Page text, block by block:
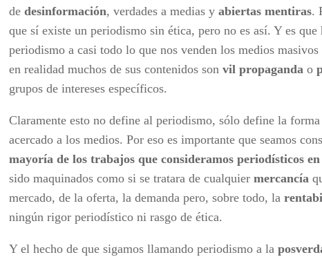
de desinformación, verdades a medias y abiertas mentiras.
que sí existe un periodismo sin ética, pero no es así. Y es
periodismo a casi todo lo que nos venden los medios
en realidad muchos de sus contenidos son vil propaganda o
grupos de intereses específicos.
Claramente esto no define al periodismo, sólo define la
acercado a los medios. Por eso es importante que seamos
mayoría de los trabajos que consideramos periodísticos
sido maquinados como si se tratara de cualquier mercancía
mercado, de la oferta, la demanda pero, sobre todo, la
ningún rigor periodístico ni rasgo de ética.
Y el hecho de que sigamos llamando periodismo a la